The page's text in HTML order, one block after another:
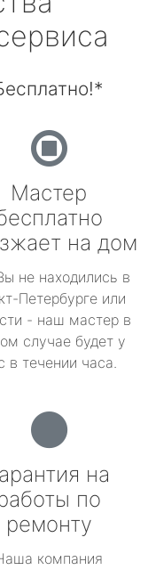
Мастер
на дом
не находились в
Петербурге или
- наш мастер в
случае будет у
в течении часа.
на
по
ремонту
компания